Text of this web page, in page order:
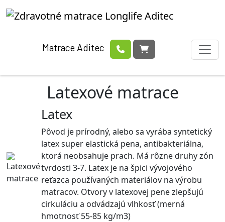
Matrace Aditec
Latexové matrace
Latex
Pôvod je prírodný, alebo sa vyrába syntetický
latex super elastická pena, antibakteriálna,
ktorá neobsahuje prach. Má rôzne druhy zón
tvrdosti 3-7. Latex je na špici vývojového
reťazca používaných materiálov na výrobu
matracov. Otvory v latexovej pene zlepšujú
cirkuláciu a odvádzajú vlhkosť (merná
hmotnosť 55-85 kg/m3)